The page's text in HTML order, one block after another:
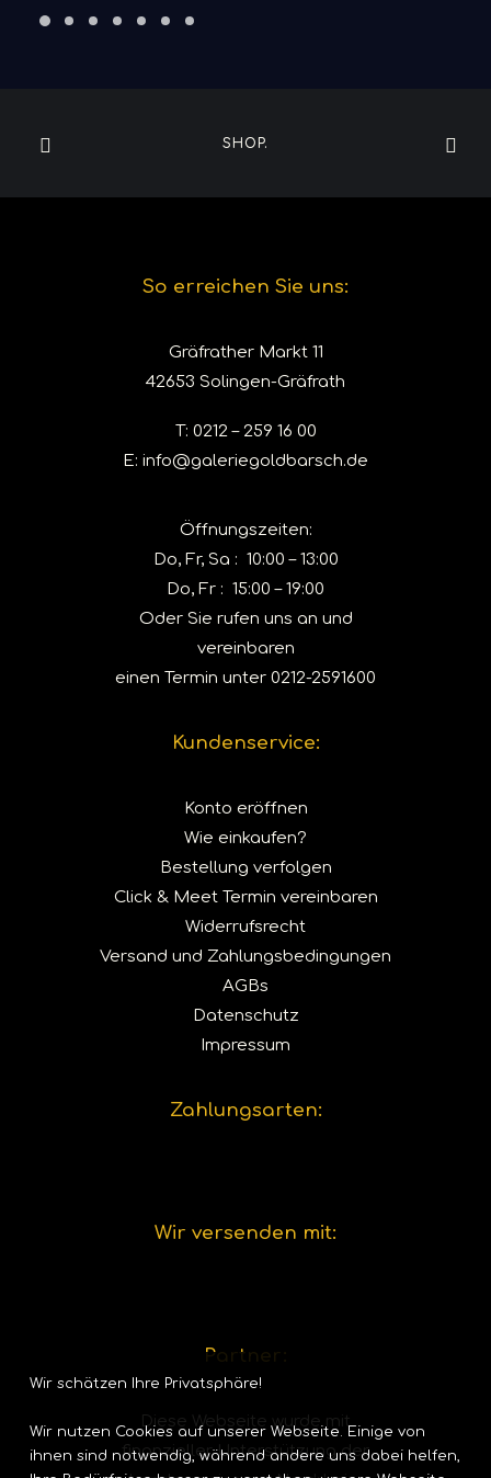
SHOP.
So erreichen Sie uns:
Gräfrather Markt 11
42653 Solingen-Gräfrath
T: 0212 – 259 16 00
E: info@galeriegoldbarsch.de
Öffnungszeiten:
Do, Fr, Sa : 10:00 – 13:00
Do, Fr : 15:00 – 19:00
Oder Sie rufen uns an und
vereinbaren
einen Termin unter 0212-2591600
Kundenservice:
Konto eröffnen
Wie einkaufen?
Bestellung verfolgen
Click & Meet Termin vereinbaren
Widerrufsrecht
Versand und Zahlungsbedingungen
AGBs
Datenschutz
Impressum
Zahlungsarten:
Wir versenden mit:
Partner:
Diese Webseite wurde mit
finanzieller Unterstützung der
Wir schätzen Ihre Privatsphäre!
Wir nutzen Cookies auf unserer Webseite. Einige von
ihnen sind notwendig, während andere uns dabei helfen,